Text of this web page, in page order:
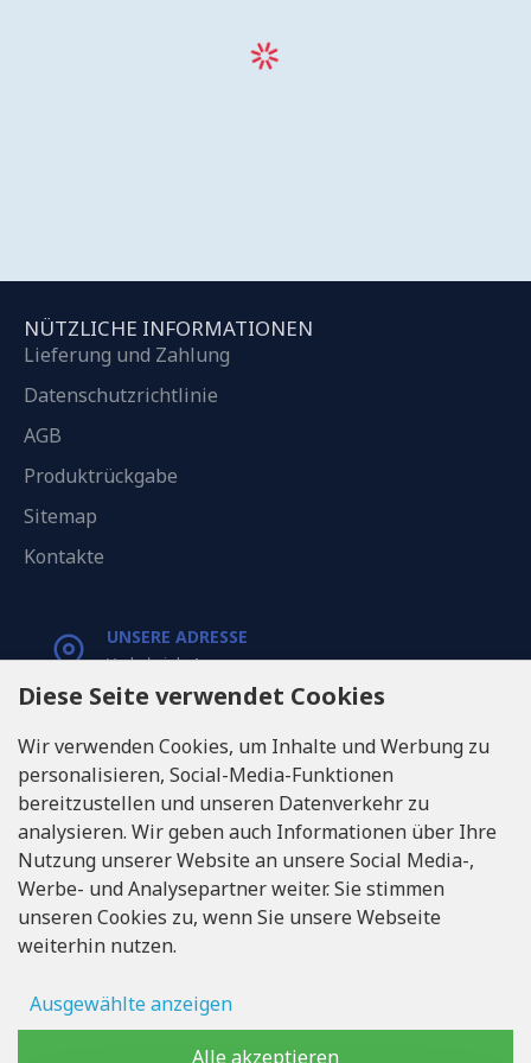
NÜTZLICHE INFORMATIONEN
Lieferung und Zahlung
Datenschutzrichtlinie
AGB
Produktrückgabe
Sitemap
Kontakte
UNSERE ADRESSE
Varkaļu iela 1,
Riga, Latvia, LV1067
RUFEN SIE UNS
Tel: +371 20371100
INFO@LUKONS.COM
UNTERNEHMENS-DETAILS
RITONE SIA
Umsatzsteuer-Identifikationsnummer LV40103717618
Rechtsadresse: Rīga, Zasulauka iela 32 - 7, LV-1046
Diese Seite verwendet Cookies
Wir verwenden Cookies, um Inhalte und Werbung zu
personalisieren, Social-Media-Funktionen
bereitzustellen und unseren Datenverkehr zu
analysieren. Wir geben auch Informationen über Ihre
Nutzung unserer Website an unsere Social Media-,
Werbe- und Analysepartner weiter. Sie stimmen
unseren Cookies zu, wenn Sie unsere Webseite
weiterhin nutzen.
Ausgewählte anzeigen
Alle akzeptieren